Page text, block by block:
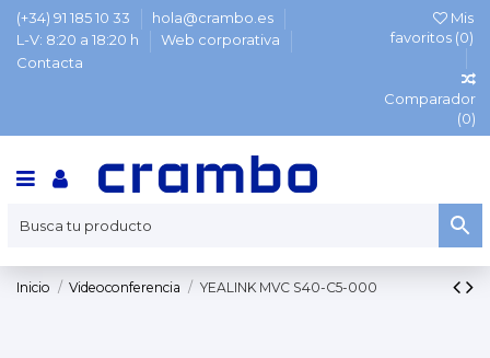
(+34) 91 185 10 33
hola@crambo.es
L-V: 8:20 a 18:20 h
Web corporativa
Contacta
Mis
favoritos (0)
Comparador
(0)
Inicio Videoconferencia YEALINK MVC S40-C5-000